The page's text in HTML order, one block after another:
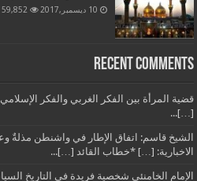
10 ديسمبر,2017 59,852
Recent Comments
قضية المرأة بين الفكر الغربي والفكر
[…]...
الشيخ قاسم: اتفاق الإطار في واشنطن مذلةٌ
الاخبارية: […] *خطاب القائد […]...
الإمام الخامنئي شخصية فريدة في التاريخ